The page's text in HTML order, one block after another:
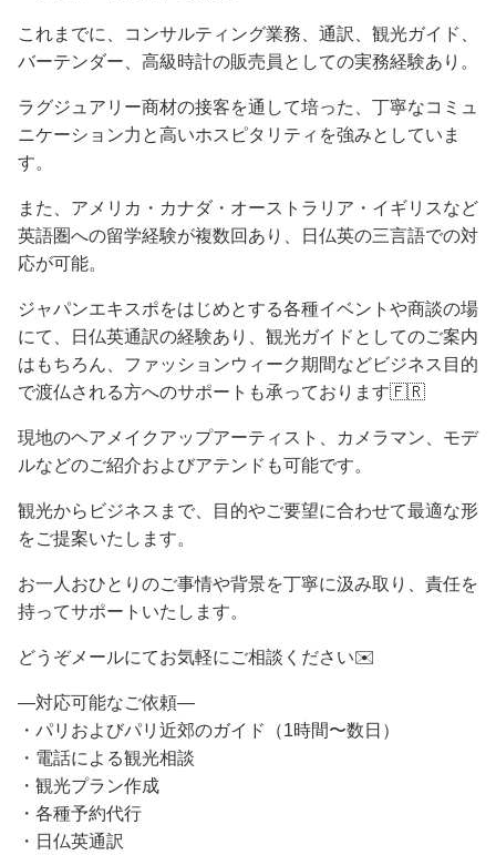
これまでに、コンサルティング業務、通訳、観光ガイド、
バーテンダー、高級時計の販売員としての実務経験あり。
ラグジュアリー商材の接客を通して培った、丁寧なコミュ
ニケーション力と高いホスピタリティを強みとしていま
す。
また、アメリカ・カナダ・オーストラリア・イギリスなど
英語圏への留学経験が複数回あり、日仏英の三言語での対
応が可能。
ジャパンエキスポをはじめとする各種イベントや商談の場
にて、日仏英通訳の経験あり、観光ガイドとしてのご案内
はもちろん、ファッションウィーク期間などビジネス目的
で渡仏される方へのサポートも承っております🇫🇷
現地のヘアメイクアップアーティスト、カメラマン、モデ
ルなどのご紹介およびアテンドも可能です。
観光からビジネスまで、目的やご要望に合わせて最適な形
をご提案いたします。
お一人おひとりのご事情や背景を丁寧に汲み取り、責任を
持ってサポートいたします。
どうぞメールにてお気軽にご相談ください✉️
—対応可能なご依頼—
・パリおよびパリ近郊のガイド（1時間〜数日）
・電話による観光相談
・観光プラン作成
・各種予約代行
・日仏英通訳